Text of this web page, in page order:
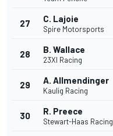
27 C. Lajoie
Spire Motorsports
28 B. Wallace
23XI Racing
29 A. Allmendinger
Kaulig Racing
30 R. Preece
Stewart-Haas Racing